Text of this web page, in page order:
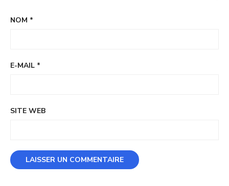
NOM *
E-MAIL *
SITE WEB